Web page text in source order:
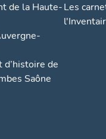
de la Haute-
d’histoire de
Saône
Les